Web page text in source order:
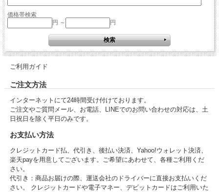
価格帯検索
円 ～
円
ご利用ガイド
ご注文方法
インターネットにて24時間受け付けております。
ご注文やご質問メール、お電話、LINEでのお問い合わせの対応は、土
日祝日を除く平日のみです。
お支払い方法
クレジットカード払、代引き、後払い決済、Yahoo!ウォレット決済、
楽天payを用意してございます。ご希望にあわせて、各種ご利用くだ
さい。
代引き：商品お届けの際、運送会社のドライバーに直接お支払いくだ
さい。 クレジットカードや電子マネー、デビットカードはご利用いた